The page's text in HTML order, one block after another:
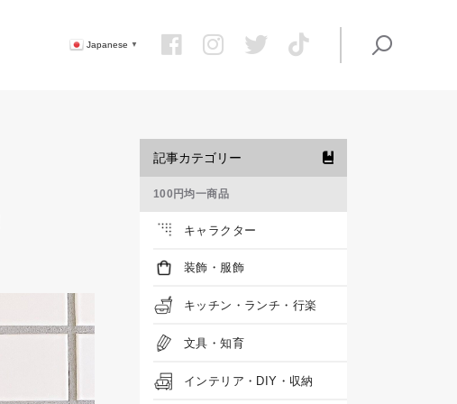
Japanese ▼
記事カテゴリー
100円均一商品
キャラクター
装飾・服飾
キッチン・ランチ・行楽
文具・知育
インテリア・DIY・収納